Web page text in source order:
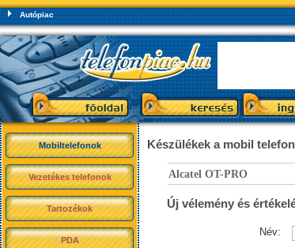
Autópiac
Mobiltelefonok
Vezetékes telefonok
Tartozékok
PDA
Készülékek a mobil
Alcatel OT-PRO
Új vélemény és
Név: